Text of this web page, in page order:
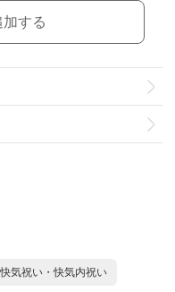
する
快気祝い・快気内祝い